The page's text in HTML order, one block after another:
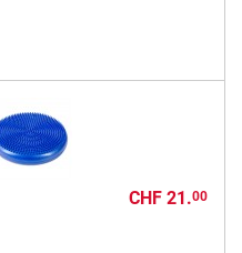
CHF 21.00